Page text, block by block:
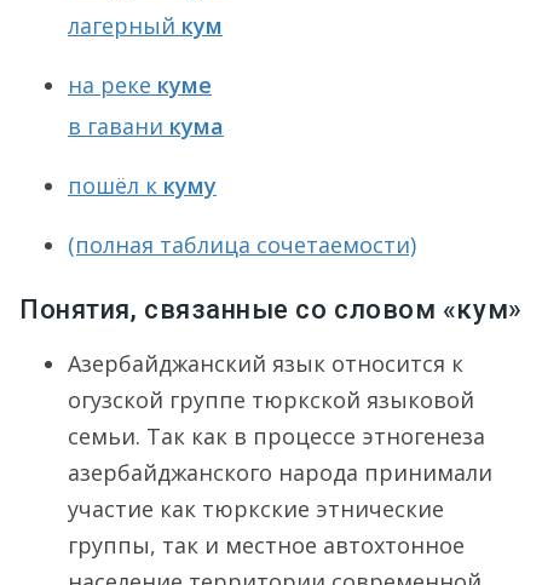
лагерный кум
на реке куме
в гавани кума
пошёл к куму
(полная таблица сочетаемости)
Понятия, связанные со словом «кум»
Азербайджанский язык относится к
огузской группе тюркской языковой
семьи. Так как в процессе этногенеза
азербайджанского народа принимали
участие как тюркские этнические
группы, так и местное автохтонное